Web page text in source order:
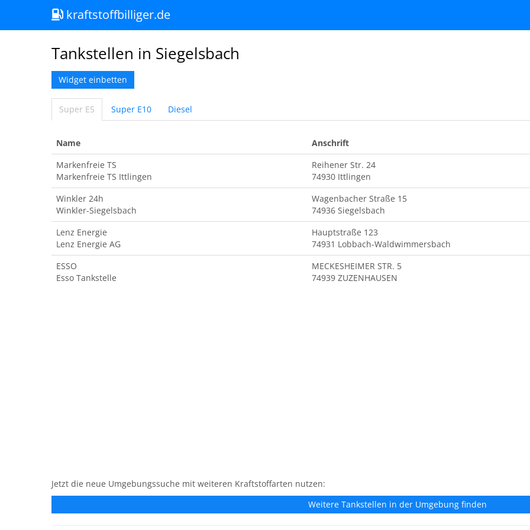
kraftstoffbilliger.de
Tankstellen in Siegelsbach
Widget einbetten
Super E5 Super E10 Diesel
Name Anschrift
Markenfreie TS
Markenfreie TS Ittlingen
Reihener Str. 24
74930 Ittlingen
Winkler 24h
Winkler-Siegelsbach
Wagenbacher Straße 15
74936 Siegelsbach
Lenz Energie
Lenz Energie AG
Hauptstraße 123
74931 Lobbach-Waldwimmersbach
ESSO
Esso Tankstelle
MECKESHEIMER STR. 5
74939 ZUZENHAUSEN
Jetzt die neue Umgebungssuche mit weiteren Kraftstoffarten nutzen:
Weitere Tankstellen in der Umgebung finden